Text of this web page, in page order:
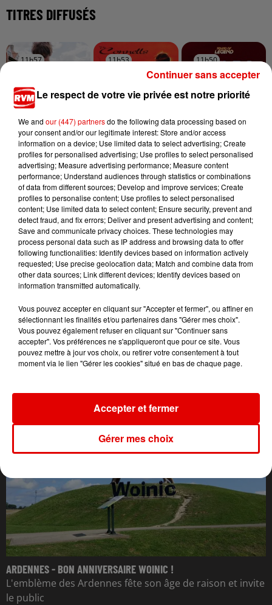
TITRES DIFFUSÉS
11h57
11h57
PIERRE DE MAERE
Je Pense A Vous
11h53
11h53
THE CONNELLS
75
11h50
11h50
SOUND OF LEGEND
San Francisco
ARDENNES - BON ANNIVERSAIRE WOINIC !
L'emblème des Ardennes fête son âge de raison et invite
le public
Le respect de votre vie privée est notre priorité
We and our (447) partnersdo the following data processing based on
your consent and/or our legitimate interest: Store and/or access
information on a device; Use limited data to select advertising; Create
profiles for personalised advertising; Use profiles to select personalised
advertising; Measure advertising performance; Measure content
performance; Understand audiences through statistics or combinations
of data from different sources; Develop and improve services; Create
profiles to personalise content; Use profiles to select personalised
content; Use limited data to select content; Ensure security, prevent and
detect fraud, and fix errors; Deliver and present advertising and content;
Save and communicate privacy choices. These technologies may
process personal data such as IP address and browsing data to offer
following functionalities: Identify devices based on information actively
requested; Use precise geolocation data; Match and combine data from
other data sources; Link different devices; Identify devices based on
information transmitted automatically.
Vous pouvez accepter en cliquant sur "Accepter et fermer", ou affiner en
sélectionnant les finalités et/ou partenaires dans "Gérer mes choix".
Vous pouvez également refuser en cliquant sur "Continuer sans
accepter". Vos préférences ne s'appliqueront que pour ce site. Vous
pouvez mettre à jour vos choix, ou retirer votre consentement à tout
moment via le lien "Gérer les cookies" situé en bas de chaque page.
Gérer mes choix
Accepter et fermer
Continuer sans accepter